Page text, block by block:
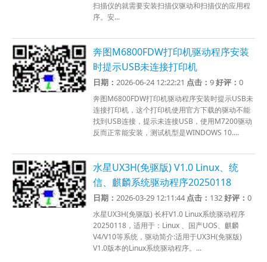
扫描仪的就需要安装扫描仪驱动和扫描仪的应用程
序。安...
奔图M6800FDW打印机驱动程序安装
时提示USB未连接打印机
日期：2026-06-24 12:22:21 点击：9好评：0
奔图M6800FDW打印机驱动程序安装时提示USB未
连接打印机，这个打印机使用官方下载的驱动不能
找到USB连接，提示未连接USB，使用M7200驱动
反而正常能安装，测试机型是WINDOWS 10....
水星UX3H(免驱版) V1.0 Linux、统
信、麒麟系统驱动程序20250118
日期：2026-03-29 12:11:44 点击： 132好评：0
水星UX3H(免驱版) 长杆V1.0 Linux系统驱动程序
20250118，适用于：Linux 、国产UOS、麒麟
V4/V10等系统，驱动简介:适用于UX3H(免驱版)
V1.0版本的Linux系统驱动程序。...